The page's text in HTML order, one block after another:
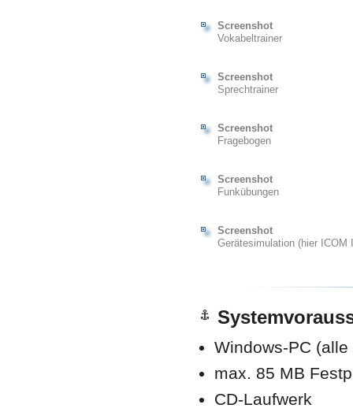
Screenshot
Vokabeltrainer
Screenshot
Sprechtrainer
Screenshot
Fragebogen
Screenshot
Funkübungen
Screenshot
Gerätesimulation (hier ICOM
Windows-PC
max. 85 MB
CD-Laufwerk